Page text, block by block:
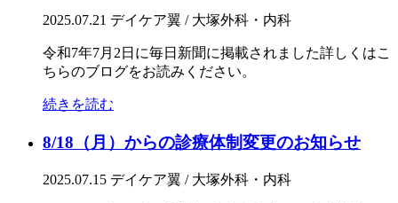
2025.07.21 デイケア翼 / 大塚外科・内科
令和7年7月2日に毎日新聞に掲載されました詳しくはこ
ちらのブログをお読みください。
続きを読む
8/18（月）からの診療体制変更のお知らせ
2025.07.15 デイケア翼 / 大塚外科・内科